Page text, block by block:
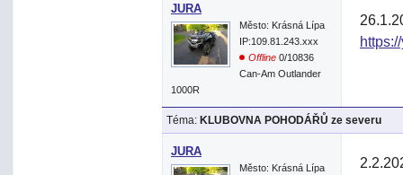
JURA
Město: Krásná Lípa
IP:109.81.243.xxx
Offline 0/10836
Can-Am Outlander
1000R
Téma: KLUBOVNA POHODÁŘŮ ze severu
JURA
Město: Krásná Lípa